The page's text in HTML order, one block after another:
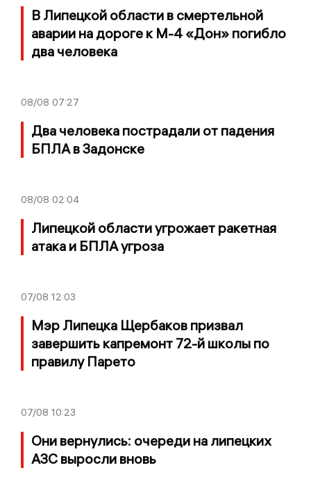
В Липецкой области в смертельной
аварии на дороге к М-4 «Дон» погибло
два человека
08/08 07:27
Два человека пострадали от падения
БПЛА в Задонске
08/08 02:04
Липецкой области угрожает ракетная
атака и БПЛА угроза
07/08 12:03
Мэр Липецка Щербаков призвал
завершить капремонт 72-й школы по
правилу Парето
07/08 10:23
Они вернулись: очереди на липецких
АЗС выросли вновь